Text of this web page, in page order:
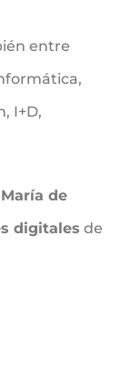
entre
I+D,
de
digitales de